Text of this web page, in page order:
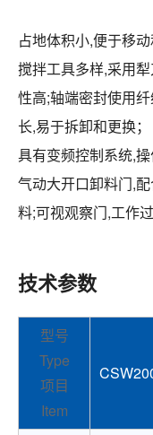
占地体积小,便于移动
搅拌工具多样,采用
性高;轴端密封使用
长,易于拆卸和更换；
具有变频控制系统,
气动大开口卸料门,
料;可视观察门,工作
技术参数
型号
Type
项目
Item